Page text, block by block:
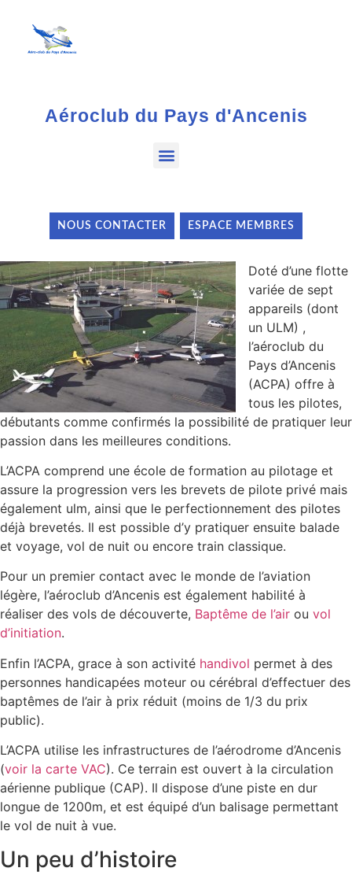
Aéroclub du Pays d'Ancenis
NOUS CONTACTER ESPACE MEMBRES
Doté d’une flotte
variée de sept
appareils (dont
un ULM) ,
l’aéroclub du
Pays d’Ancenis
(ACPA) offre à
tous les pilotes,
débutants comme confirmés la possibilité de pratiquer leur
passion dans les meilleures conditions.
L’ACPA comprend une école de formation au pilotage et
assure la progression vers les brevets de pilote privé mais
également ulm, ainsi que le perfectionnement des pilotes
déjà brevetés. Il est possible d’y pratiquer ensuite balade
et voyage, vol de nuit ou encore train classique.
Pour un premier contact avec le monde de l’aviation
légère, l’aéroclub d’Ancenis est également habilité à
réaliser des vols de découverte, Baptême de l’air ou vol
d’initiation.
Enfin l’ACPA, grace à son activité handivol permet à des
personnes handicapées moteur ou cérébral d’effectuer des
baptêmes de l’air à prix réduit (moins de 1/3 du prix
public).
L’ACPA utilise les infrastructures de l’aérodrome d’Ancenis
(voir la carte VAC). Ce terrain est ouvert à la circulation
aérienne publique (CAP). Il dispose d’une piste en dur
longue de 1200m, et est équipé d’un balisage permettant
le vol de nuit à vue.
Un peu d’histoire